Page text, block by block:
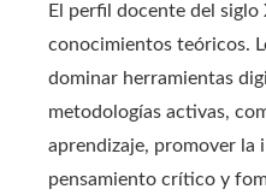
El perfil docente del siglo
conocimientos teóricos.
dominar herramientas
metodologías activas,
aprendizaje, promover la
pensamiento crítico y